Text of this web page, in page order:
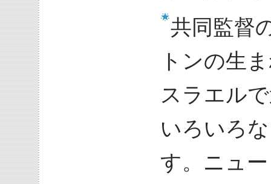
共同監督
トンの生
スラエル
いろいろ
す。ニュ